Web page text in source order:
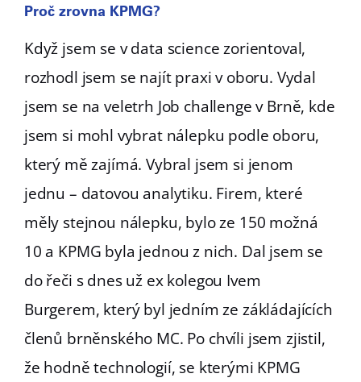
Proč zrovna KPMG?
Když jsem se v data science zorientoval,
rozhodl jsem se najít praxi v oboru. Vydal
jsem se na veletrh Job challenge v Brně, kde
jsem si mohl vybrat nálepku podle oboru,
který mě zajímá. Vybral jsem si jenom
jednu – datovou analytiku. Firem, které
měly stejnou nálepku, bylo ze 150 možná
10 a KPMG byla jednou z nich. Dal jsem se
do řeči s dnes už ex kolegou Ivem
Burgerem, který byl jedním ze zákládajících
členů brněnského MC. Po chvíli jsem zjistil,
že hodně technologií, se kterými KPMG